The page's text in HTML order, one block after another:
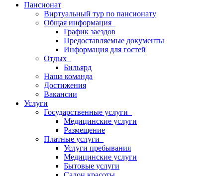
Пансионат
Виртуальный тур по пансионату
Общая информация
График заездов
Предоставляемые документы
Информация для гостей
Отдых
Бильярд
Наша команда
Достижения
Вакансии
Услуги
Государственные услуги
Медицинские услуги
Размещение
Платные услуги
Услуги пребывания
Медицинские услуги
Бытовые услуги